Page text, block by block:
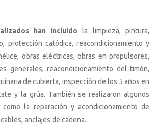
han incluido la limpieza, pintura,
protección catódica, reacondicionamiento y
obras eléctricas, obras en propulsores,
generales, reacondicionamiento del timón,
de cubierta, inspección de los 5 años en
y la grúa. También se realizaron algunos
como la reparación y acondicionamiento de
anclajes de cadena.